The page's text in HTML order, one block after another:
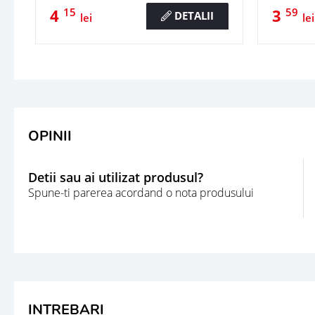
4 15 lei DETALII 3 59 lei
OPINII
Detii sau ai utilizat produsul?
Spune-ti parerea acordand o nota produsului
INTREBARI